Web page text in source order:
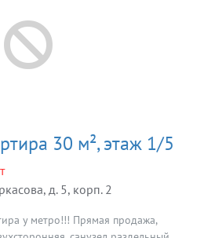
30 м², этаж 1/5
д. 5, корп. 2
у метро!!! Прямая продажа,